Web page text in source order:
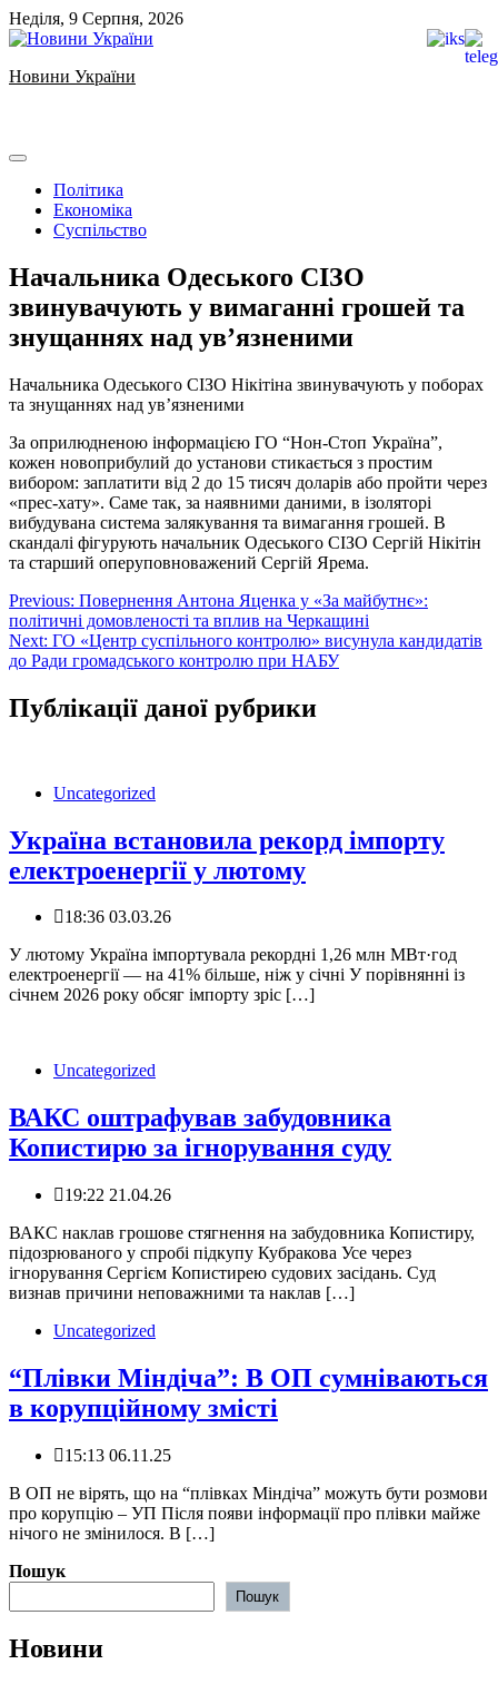
Skip
to
Неділя, 9 Серпня, 2026
Новини України
Політика
Економіка
Суспільство
Начальника Одеського СІЗО
звинувачують у вимаганні грошей та
знущаннях над ув’язненими
Начальника Одеського СІЗО Нікітіна звинувачують у поборах
та знущаннях над ув’язненими
За оприлюдненою інформацією ГО “Нон-Стоп Україна”,
кожен новоприбулий до установи стикається з простим
вибором: заплатити від 2 до 15 тисяч доларів або пройти через
«прес-хату». Саме так, за наявними даними, в ізоляторі
вибудувана система залякування та вимагання грошей. В
скандалі фігурують начальник Одеського СІЗО Сергій Нікітін
та старший оперуповноважений Сергій Ярема.
Навігація
записів
Previous: Повернення Антона Яценка у «За майбутнє»:
політичні домовленості та вплив на Черкащині
Next: ГО «Центр суспільного контролю» висунула кандидатів
до Ради громадського контролю при НАБУ
Публікації даної рубрики
Uncategorized
Україна встановила рекорд імпорту
електроенергії у лютому
18:36 03.03.26
️У лютому Україна імпортувала рекордні 1,26 млн МВт·год
електроенергії — на 41% більше, ніж у січні У порівнянні із
січнем 2026 року обсяг імпорту зріс […]
Uncategorized
ВАКС оштрафував забудовника
Копистирю за ігнорування суду
19:22 21.04.26
️ВАКС наклав грошове стягнення на забудовника Копистиру,
підозрюваного у спробі підкупу Кубракова Усе через
ігнорування Сергієм Копистирею судових засідань. Суд
визнав причини неповажними та наклав […]
Uncategorized
“Плівки Міндіча”: В ОП сумніваються
в корупційному змісті
15:13 06.11.25
В ОП не вірять, що на “плівках Міндіча” можуть бути розмови
про корупцію – УП Після появи інформації про плівки майже
нічого не змінилося. В […]
Пошук
Пошук
Новини